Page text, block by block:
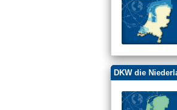
DKW die